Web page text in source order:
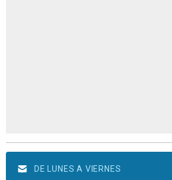
DE LUNES A VIERNES